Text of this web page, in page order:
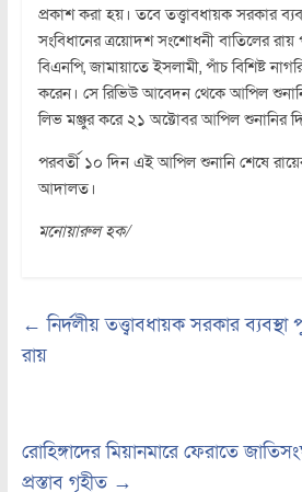
প্রকাশ করা হয়। তবে তত্ত্বাবধায়ক সরকার
সংবিধানের ত্রয়োদশ সংশোধনী বাতিলের রায়
বিএনপি, জামায়াতে ইসলামী, পাঁচ বিশিষ্ট
করেন। সে রিভিউ আবেদন থেকে আপিল
লিভ মঞ্জুর করে ২১ অক্টোবর আপিল শুনানির
পরবর্তী ১০ দিন এই আপিল শুনানি শেষে রায়ের
আদালত।
মনোয়ারুল হক/
← নির্দলীয় তত্ত্বাবধায়ক সরকার ব্যবস্থা
রায়
রোহিঙ্গাদের মিয়ানমারে ফেরাতে
প্রস্তাব গৃহীত →